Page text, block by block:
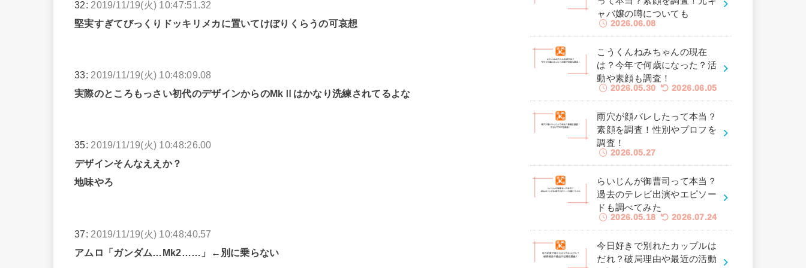
32: 2019/11/19(火) 10:47:51.32
堅実すぎてびっくりドッキリメカに置いてけぼりくらうの可哀想
33: 2019/11/19(火) 10:48:09.08
実際のところもっさい初代のデザインからのMkⅡはかなり洗練されてるよな
35: 2019/11/19(火) 10:48:26.00
デザインそんなええか？
地味やろ
37: 2019/11/19(火) 10:48:40.57
アムロ「ガンダム…Mk2……」←別に乗らない
ャバ嬢の噂についても
2026.06.08
こうくんねみちゃんの現在
は？今年で何歳になった？活
動や素顔も調査！
2026.05.30 2026.06.05
雨穴が顔バレしたって本当？
素顔を調査！性別やプロフを
調査！
2026.05.27
らいじんが御曹司って本当？
過去のテレビ出演やエピソー
ドも調べてみた
2026.05.18 2026.07.24
今日好きで別れたカップルは
だれ？破局理由や最近の活動